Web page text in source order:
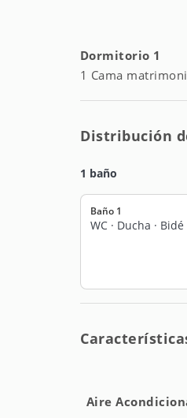
A pochi passi, ci
• Playa: sia privata
• Varios
Dormitorio 1
1 Cama
Distribución
1 baño
Baño 1
WC · Ducha · Bidé
Aire